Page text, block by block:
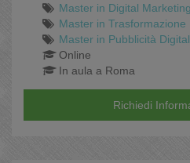
Master in Digital Marketing
Master in
Master in Pubblicità
Online
In aula a Roma
Richiedi